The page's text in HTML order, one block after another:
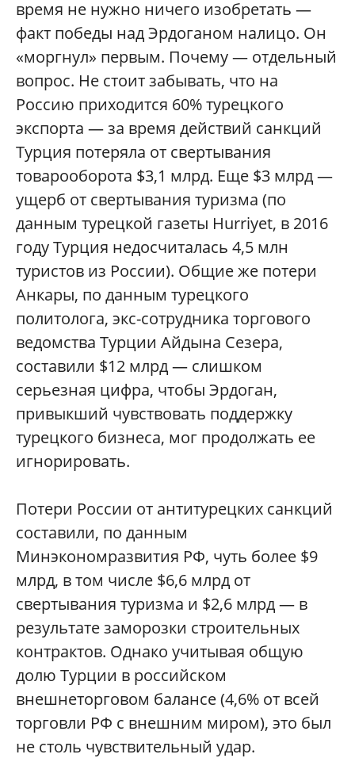
время не нужно ничего изобретать —
факт победы над Эрдоганом налицо. Он
«моргнул» первым. Почему — отдельный
вопрос. Не стоит забывать, что на
Россию приходится 60% турецкого
экспорта — за время действий санкций
Турция потеряла от свертывания
товарооборота $3,1 млрд. Еще $3 млрд —
ущерб от свертывания туризма (по
данным турецкой газеты Hurriyet, в 2016
году Турция недосчиталась 4,5 млн
туристов из России). Общие же потери
Анкары, по данным турецкого
политолога, экс-сотрудника торгового
ведомства Турции Айдына Сезера,
составили $12 млрд — слишком
серьезная цифра, чтобы Эрдоган,
привыкший чувствовать поддержку
турецкого бизнеса, мог продолжать ее
игнорировать.
Потери России от антитурецких санкций
составили, по данным
Минэкономразвития РФ, чуть более $9
млрд, в том числе $6,6 млрд от
свертывания туризма и $2,6 млрд — в
результате заморозки строительных
контрактов. Однако учитывая общую
долю Турции в российском
внешнеторговом балансе (4,6% от всей
торговли РФ с внешним миром), это был
не столь чувствительный удар.